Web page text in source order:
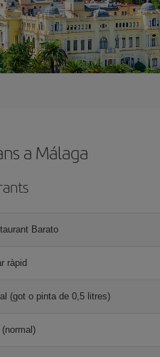
a Málaga
Barato
ràpid
(got o pinta de 0,5 litres)